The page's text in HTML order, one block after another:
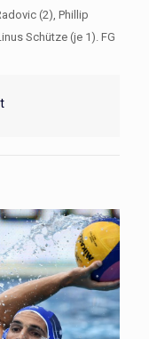
(2), Phillip
Schütze (je 1). FG